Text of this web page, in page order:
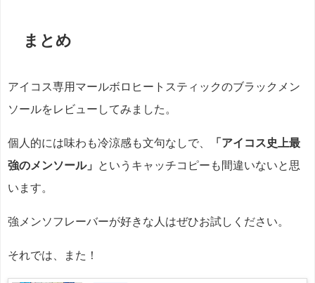
まとめ
アイコス専用マールボロヒートスティックのブラックメン
ソールをレビューしてみました。
個人的には味わも冷涼感も文句なしで、
「アイコス史上最
強のメンソール」
というキャッチコピーも間違いないと思
います。
強メンソフレーバーが好きな人はぜひお試しください。
それでは、また！